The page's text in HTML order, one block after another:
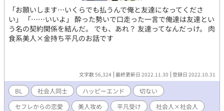
「お願いします…いくらでも払うんで俺と友達になってくださ
い」 「……いいよ」 酔った勢いで口走った一言で俺達は友達とい
う名の契約関係を結んだ。 でも、あれ？ 友達ってなんだっけ。 肉
食系美人×金持ち平凡のお話です
文字数 56,324 最終更新日 2022.11.30 登録日 2022.10.31
BL 社会人同士 ハッピーエンド
切ない
セフレからの恋愛
美人攻め 平凡受け 社会人×社会人